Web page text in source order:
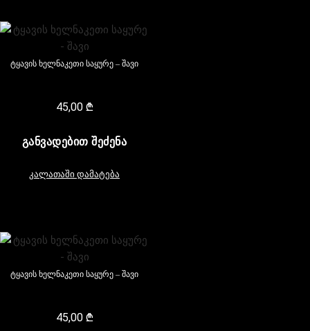
ტყავის ხელნაკეთი საყურე – შავი
45,00 ₾
ᲒᲐᲜᲕᲐᲓᲔᲑᲘᲗ ᲨᲔᲫᲔᲜᲐ
კალათაში დამატება
ტყავის ხელნაკეთი საყურე – შავი
45,00 ₾